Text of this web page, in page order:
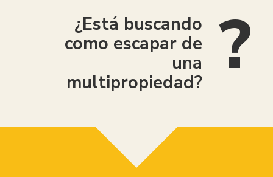
¿Está buscando
como escapar de
una
multipropiedad?